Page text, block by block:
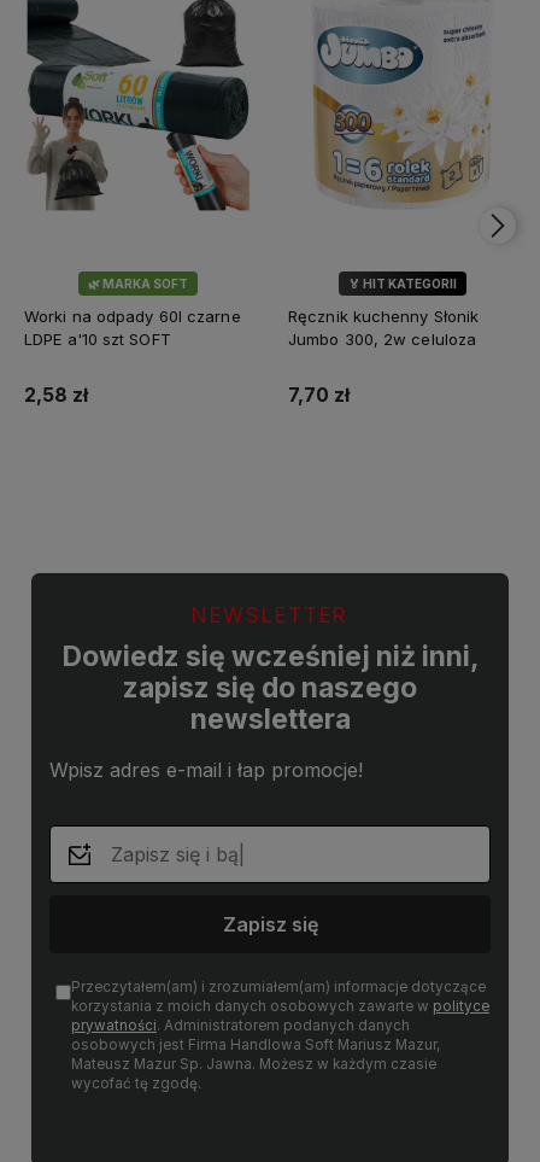
🌿 MARKA SOFT
Worki na odpady 60l czarne
LDPE a'10 szt SOFT
2,58 zł
🏅 HIT KATEGORII
💎 WYBÓR KLIENTÓW
Ręcznik kuchenny Słonik
Jumbo 300, 2w celuloza
7,70 zł
NEWSLETTER
Dowiedz się wcześniej niż inni,
zapisz się do naszego
newslettera
Wpisz adres e-mail i łap promocje!
Zapisz się
Przeczytałem(am) i zrozumiałem(am) informacje dotyczące
korzystania z moich danych osobowych zawarte w polityce
prywatności. Administratorem podanych danych
osobowych jest Firma Handlowa Soft Mariusz Mazur,
Mateusz Mazur Sp. Jawna. Możesz w każdym czasie
wycofać tę zgodę.